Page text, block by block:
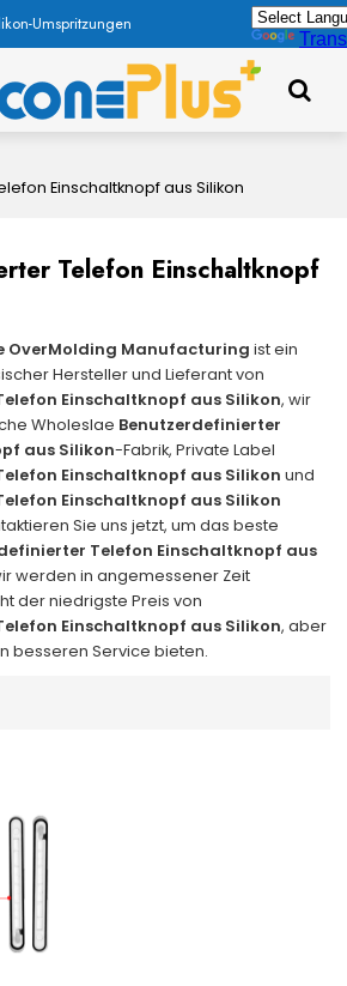
Umspritzungen
Einschaltknopf aus Silikon
Telefon Einschaltknopf
OverMolding Manufacturing ist ein
Hersteller und Lieferant von
Einschaltknopf aus Silikon, wir
Wholeslae Benutzerdefinierter
aus Silikon-Fabrik, Private Label
Einschaltknopf aus Silikon und
Einschaltknopf aus Silikon
Sie uns jetzt, um das beste
Telefon Einschaltknopf aus
werden in angemessener Zeit
der niedrigste Preis von
Einschaltknopf aus Silikon, aber
besseren Service bieten.